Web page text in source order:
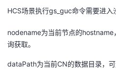
HCS场景执行gs_guc命令需要进入
nodename为当前节点的hostname
询获取。
dataPath为当前CN的数据目录，